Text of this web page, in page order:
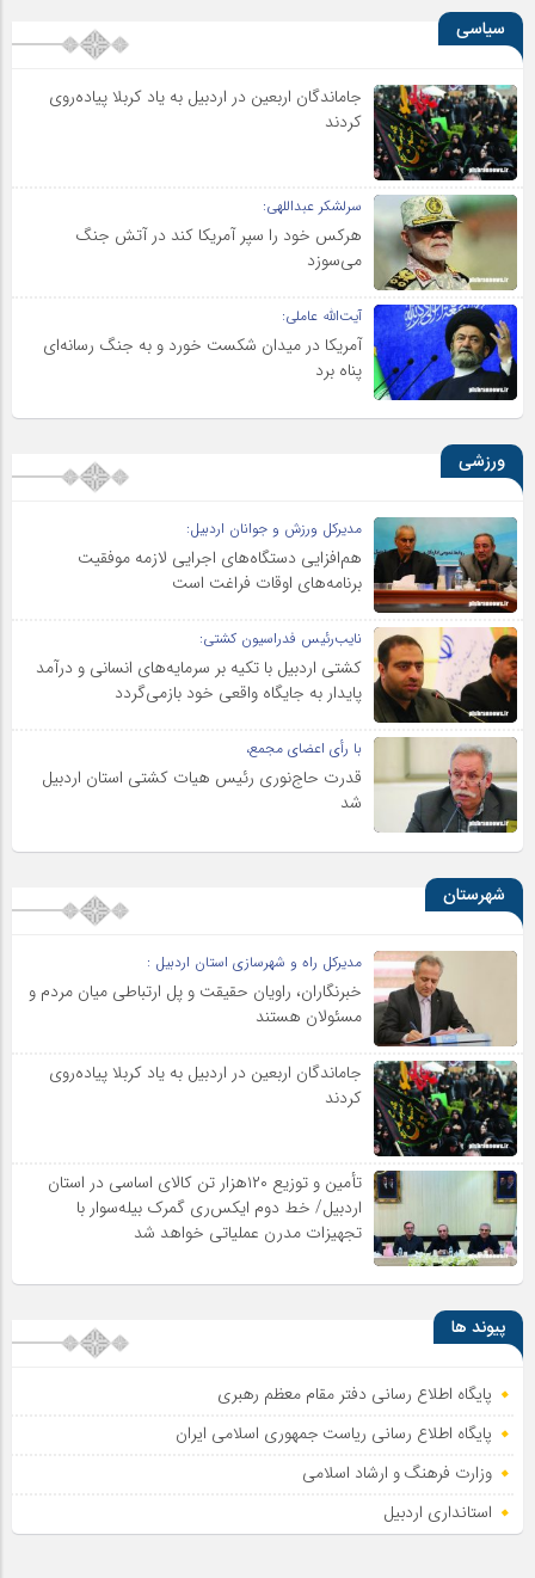
سیاسی
جاماندگان اربعین در اردبیل به یاد کربلا پیاده‌روی
کردند
سرلشکر عبداللهی:
هرکس خود را سپر آمریکا کند در آتش جنگ
می‌سوزد
آیت‌الله عاملی:
آمریکا در میدان شکست خورد و به جنگ رسانه‌ای
پناه برد
ورزشی
مدیرکل ورزش و جوانان اردبیل:
هم‌افزایی دستگاه‌های اجرایی لازمه موفقیت
برنامه‌های اوقات فراغت است
نایب‌رئیس فدراسیون کشتی:
کشتی اردبیل با تکیه بر سرمایه‌های انسانی و درآمد
پایدار به جایگاه واقعی خود بازمی‌گردد
با رأی اعضای مجمع،
قدرت حاج‌نوری رئیس هیات کشتی استان اردبیل
شد
شهرستان
مدیرکل راه و شهرسازی استان اردبیل :
خبرنگاران، راویان حقیقت و پل ارتباطی میان مردم و
مسئولان هستند
جاماندگان اربعین در اردبیل به یاد کربلا پیاده‌روی
کردند
تأمین و توزیع ۱۲۰هزار تن کالای اساسی در استان
اردبیل/ خط دوم ایکس‌ری گمرک بیله‌سوار با
تجهیزات مدرن عملیاتی خواهد شد
پیوند ها
پایگاه اطلاع رسانی دفتر مقام معظم رهبری
پایگاه اطلاع‌ رسانی ریاست‌ جمهوری اسلامی ایران
وزارت فرهنگ و ارشاد اسلامی
استانداری اردبیل